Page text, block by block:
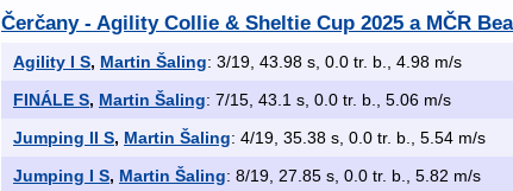
Čerčany - Agility Collie & Sheltie Cup 2025 a MČR
Agility I S, Martin Šaling: 3/19, 43.98 s, 0.0 tr. b., 4.98 m/s
FINÁLE S, Martin Šaling: 7/15, 43.1 s, 0.0 tr. b., 5.06 m/s
Jumping II S, Martin Šaling: 4/19, 35.38 s, 0.0 tr. b., 5.54 m/s
Jumping I S, Martin Šaling: 8/19, 27.85 s, 0.0 tr. b., 5.82 m/s